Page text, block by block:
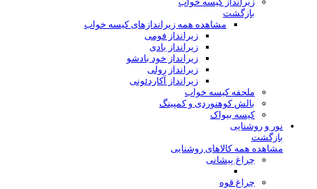
بازگشت
مشاهده همه زیراندازهای کیسه خواب
زیرانداز فومی
زیرانداز بادی
زیرانداز خود بادشو
زیرانداز رولی
زیرانداز آکاردئونی
ملحفه کیسه خواب
بالش کوهنوردی و کمپینگ
کیسه بیواک
نور و روشنایی
بازگشت
مشاهده همه کالاهای روشنایی
چراغ پیشانی
چراغ قوه